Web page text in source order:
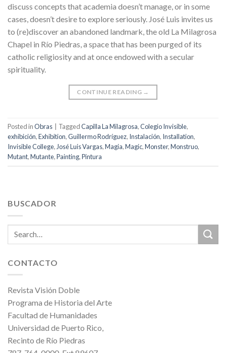
discuss concepts that academia doesn’t manage, or in some
cases, doesn’t desire to explore seriously. José Luis invites us
to (re)discover an abandoned landmark, the old La Milagrosa
Chapel in Río Piedras, a space that has been purged of its
catholic religiosity and at once endowed with a secular
spirituality.
CONTINUE READING →
Posted inObras TaggedCapilla La Milagrosa,Colegio Invisible,
exhibición,Exhibition,Guillermo Rodríguez, Instalación, Installation,
Invisible College,José Luis Vargas,Magia,Magic,Monster,Monstruo,
Mutant,Mutante,Painting,Pintura
BUSCADOR
CONTACTO
Revista Visión Doble
Programa de Historia del Arte
Facultad de Humanidades
Universidad de Puerto Rico,
Recinto de Río Piedras